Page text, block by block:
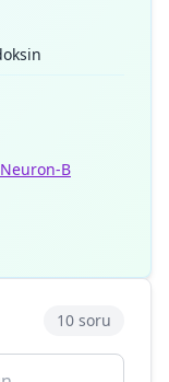
Neuron-B
10 soru